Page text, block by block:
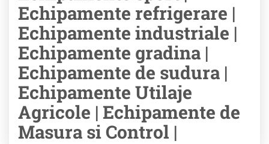
Echipamente refrigerare |
Echipamente industriale |
Echipamente gradina |
Echipamente de sudura |
Echipamente Utilaje
Agricole | Echipamente de
Masura si Control |